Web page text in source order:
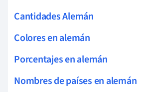
Cantidades Alemán
Colores en alemán
Porcentajes en alemán
Nombres de países en alemán